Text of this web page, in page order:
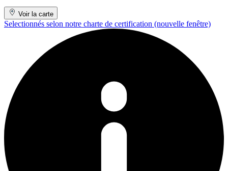
Voir la carte
Selectionnés selon notre charte de certification (nouvelle fenêtre)